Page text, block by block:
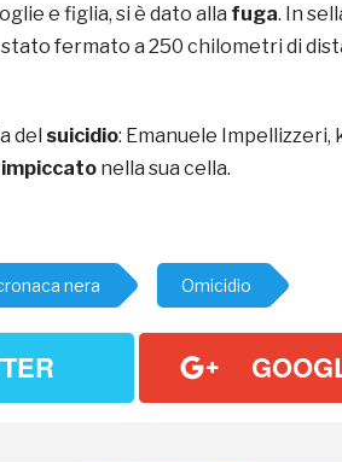
e figlia, si è dato alla fuga. In
fermato a 250 chilometri di
del suicidio: Emanuele Impellizzeri,
impiccato nella sua cella.
nera Omicidio